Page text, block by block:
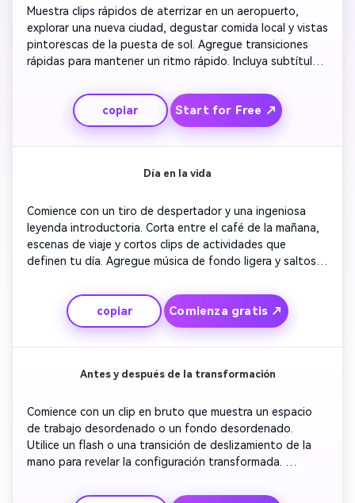
Muestra clips rápidos de aterrizar en un aeropuerto,
explorar una nueva ciudad, degustar comida local y vistas
pintorescas de la puesta de sol. Agregue transiciones
rápidas para mantener un ritmo rápido. Incluya subtítulos
música de fondo optimista que coincida con cada
estado de ánimo. Terminar con una toma en bucle de
usted sonriendo en la cámara mientras el horizonte de la
ciudad se desvanece.
copiar Start for Free ↗
Día en la vida
Comience con un tiro de despertador y una ingeniosa
leyenda introductoria. Corta entre el café de la mañana,
escenas de viaje y cortos clips de actividades que
definen tu día. Agregue música de fondo ligera y saltos
momentos reales, tanto tranquilos como caóticos, para
mantenerlos relacionables. Termina con una línea de
reflejo o una salida divertida.
copiar Comienza gratis ↗
Antes y después de la transformación
Comience con un clip en bruto que muestra un espacio
de trabajo desordenado o un fondo desordenado.
Utilice un flash o una transición de deslizamiento de la
mano para revelar la configuración transformada.
que el cambio aparezca. Agregue subtítulos rápidos